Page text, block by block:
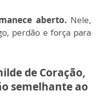
aberto. Nele,
perdão e força para
de Coração,
semelhante ao